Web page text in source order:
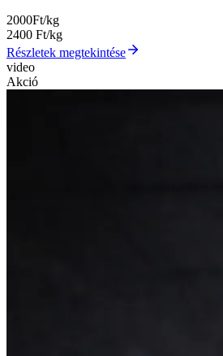
2000Ft/kg
2400 Ft/kg
Részletek megtekintése
video
Akció